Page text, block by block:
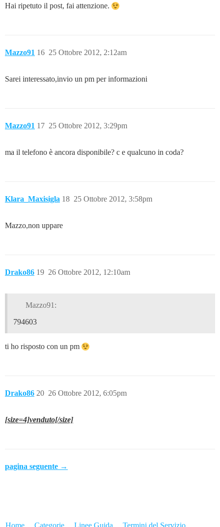
Hai ripetuto il post, fai attenzione.
Mazzo91 25 Ottobre 2012, 2:12am
16
Sarei interessato,invio un pm per informazioni
Mazzo91 25 Ottobre 2012, 3:29pm
17
ma il telefono è ancora disponibile? c e qualcuno in coda?
Klara_Maxisigla 25 Ottobre 2012, 3:58pm
18
Mazzo,non uppare
Drako86 26 Ottobre 2012, 12:10am
19
Mazzo91:
794603
ti ho risposto con un pm
Drako86 26 Ottobre 2012, 6:05pm
20
[size=4]venduto[/size]
pagina seguente →
Home Categorie Linee Guida Termini del Servizio